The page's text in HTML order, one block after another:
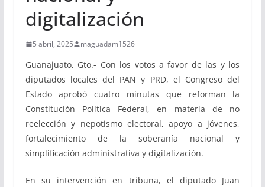
digitalización
5 abril, 2025 maguadam1526
Guanajuato, Gto.- Con los votos a favor de las y los
diputados locales del PAN y PRD, el Congreso del
Estado aprobó cuatro minutas que reforman la
Constitución Política Federal, en materia de no
reelección y nepotismo electoral, apoyo a jóvenes,
fortalecimiento de la soberanía nacional y
simplificación administrativa y digitalización.
En su intervención en tribuna, el diputado Juan